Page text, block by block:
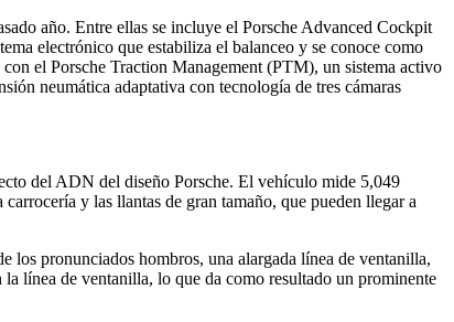
año. Entre ellas se incluye el Porsche Advanced Cockpit
electrónico que estabiliza el balanceo y se conoce como
el Porsche Traction Management (PTM), un sistema activo
neumática adaptativa con tecnología de tres cámaras
del ADN del diseño Porsche. El vehículo mide 5,049
y las llantas de gran tamaño, que pueden llegar a
los pronunciados hombros, una alargada línea de ventanilla,
línea de ventanilla, lo que da como resultado un prominente